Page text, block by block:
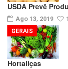
USDA Prevê
Ago 13, 2019
Hortaliças
GERAIS